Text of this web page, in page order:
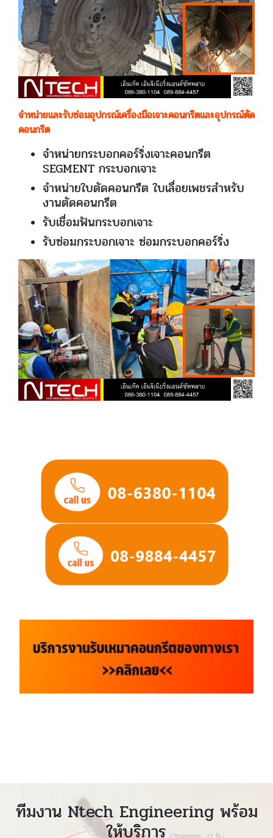
จำหน่ายและรับซ่อมอุปกรณ์เครื่องมือเจาะคอนกรีตและอุปกรณ์ตัด
คอนกรีต
จำหน่ายกระบอกคอร์ริ่งเจาะคอนกรีต
SEGMENT กระบอกเจาะ
จำหน่ายใบตัดคอนกรีต ใบเลื่อยเพชรสำหรับ
งานตัดคอนกรีต
รับเชื่อมฟันกระบอกเจาะ
รับซ่อมกระบอกเจาะ ซ่อมกระบอกคอร์ริ่ง
ทีมงาน Ntech Engineering พร้อม
ให้บริการ